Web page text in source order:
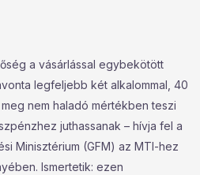
a vásárlással egybekötött
legfeljebb két alkalommal, 40
nem haladó mértékben teszi
juthassanak – hívja fel a
Minisztérium (GFM) az MTI-hez
Ismertetik: ezen